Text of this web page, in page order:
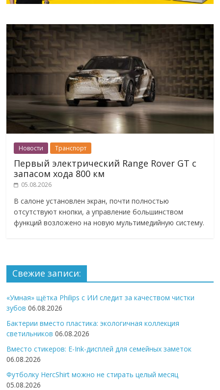
Новости Транспорт
Первый электрический Range Rover GT с
запасом хода 800 км
05.08.2026
В салоне установлен экран, почти полностью
отсутствуют кнопки, а управление большинством
функций возложено на новую мультимедийную систему.
Свежие записи:
«Умная» щётка Philips с ИИ следит за качеством чистки
зубов 06.08.2026
Бактерии вместо пластика: экологичная коллекция
светильников 06.08.2026
Вместо стикеров: E-Ink-дисплей для семейных заметок
06.08.2026
Футболку HercShirt можно не стирать целый месяц
05.08.2026